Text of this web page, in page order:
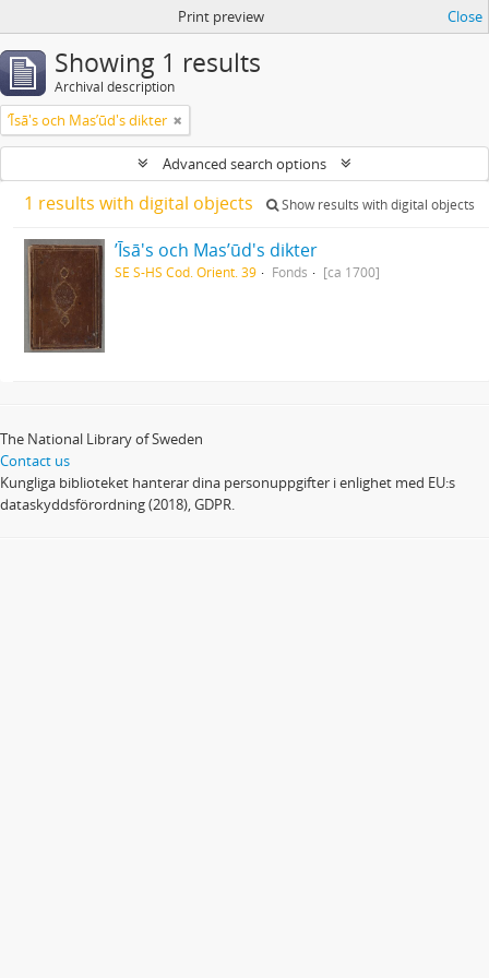
Print preview Close
Showing 1 results
Archival description
ʼĪsā's och Masʼūd's dikter
Advanced search options
1 results with digital objects Show results with digital objects
ʼĪsā's och Masʼūd's dikter
SE S-HS Cod. Orient. 39 Fonds [ca 1700]
The National Library of Sweden
Contact us
Kungliga biblioteket hanterar dina personuppgifter i enlighet med EU:s
dataskyddsförordning (2018), GDPR.